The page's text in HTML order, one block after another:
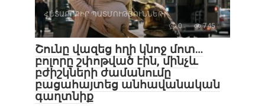
ՀԵՏԱՔՐՔԻՐ ՊԱՏՄՈՒԹՅՈՒՆՆԵՐ
0
745
Շունը վազեց հղի կնոջ մոտ…
բոլորը շփոթված էին, մինչև
բժիշկների ժամանումը
բացահայտեց անհավանական
գաղտնիք